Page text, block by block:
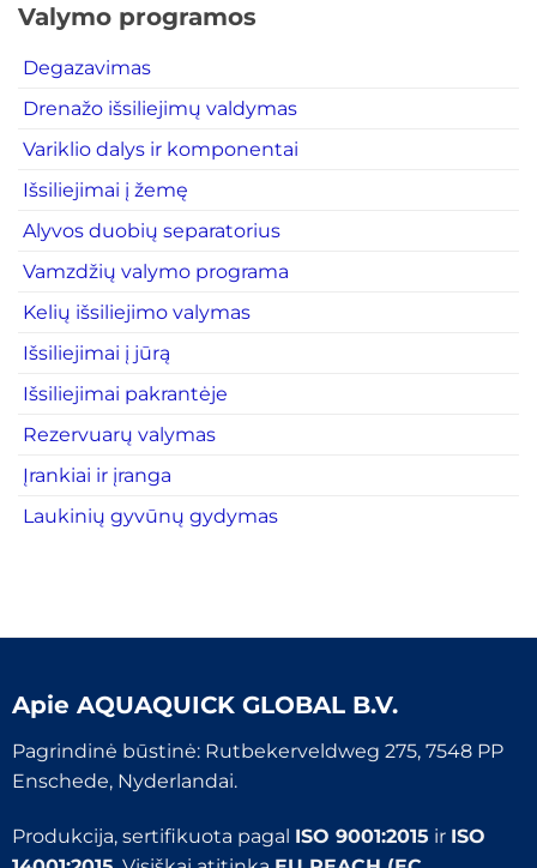
Valymo programos
Degazavimas
Drenažo išsiliejimų valdymas
Variklio dalys ir komponentai
Išsiliejimai į žemę
Alyvos duobių separatorius
Vamzdžių valymo programa
Kelių išsiliejimo valymas
Išsiliejimai į jūrą
Išsiliejimai pakrantėje
Rezervuarų valymas
Įrankiai ir įranga
Laukinių gyvūnų gydymas
Apie AQUAQUICK GLOBAL B.V.
Pagrindinė būstinė: Rutbekerveldweg 275, 7548 PP
Enschede, Nyderlandai.
Produkcija, sertifikuota pagal ISO 9001:2015 ir ISO